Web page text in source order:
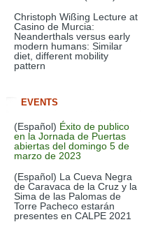
Christoph Wißing Lecture at
Casino de Murcia:
Neanderthals versus early
modern humans: Similar
diet, different mobility
pattern
EVENTS
(Español) Éxito de publico
en la Jornada de Puertas
abiertas del domingo 5 de
marzo de 2023
(Español) La Cueva Negra
de Caravaca de la Cruz y la
Sima de las Palomas de
Torre Pacheco estarán
presentes en CALPE 2021